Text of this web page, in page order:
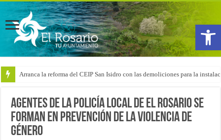
Abrir
Arranca la reforma del CEIP San Isidro con las demoliciones para la
Agentes de la Policía Local de El Rosario se
forman en prevención de la violencia de
género